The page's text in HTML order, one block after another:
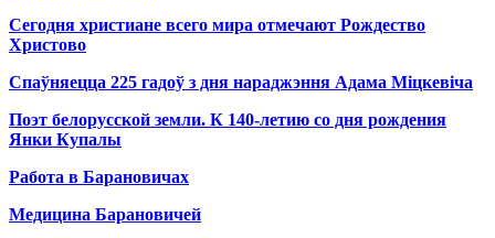
Сегодня христиане всего мира отмечают Рождество
Христово
Спаўняецца 225 гадоў з дня нараджэння Адама Міцкевіча
Поэт белорусской земли. К 140-летию со дня рождения
Янки Купалы
Работа в Барановичах
Медицина Барановичей